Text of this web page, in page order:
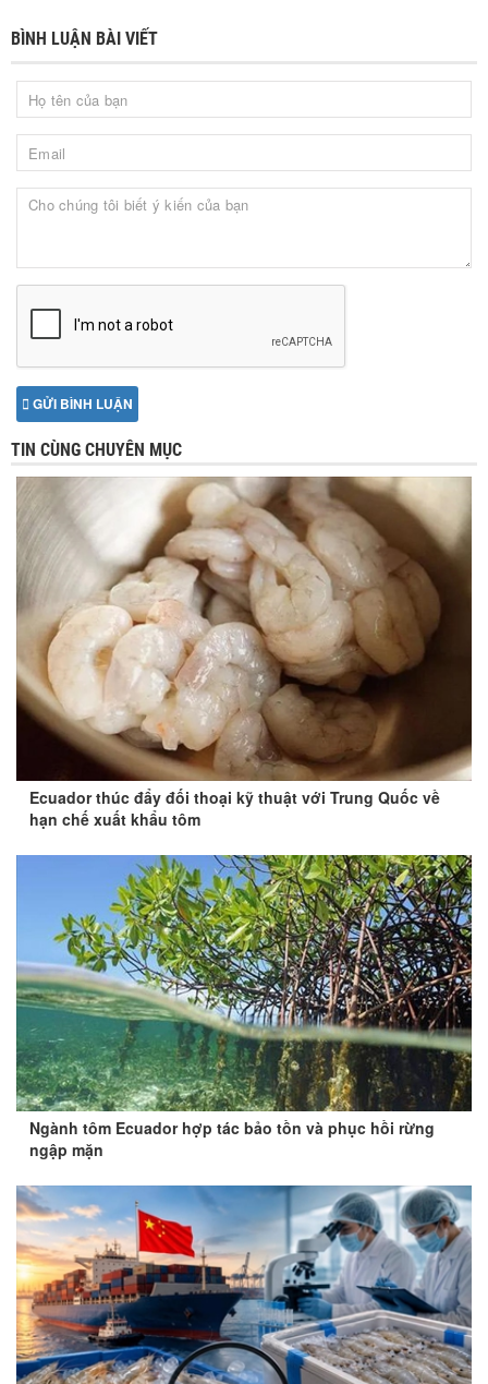
BÌNH LUẬN BÀI VIẾT
GỬI BÌNH LUẬN
TIN CÙNG CHUYÊN MỤC
Ecuador thúc đẩy đối thoại kỹ thuật với Trung Quốc về
hạn chế xuất khẩu tôm
Ngành tôm Ecuador hợp tác bảo tồn và phục hồi rừng
ngập mặn